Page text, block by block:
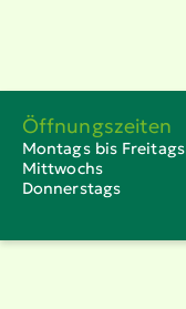
Öffnungszeiten
Montags bis Freitags
Mittwochs
Donnerstags